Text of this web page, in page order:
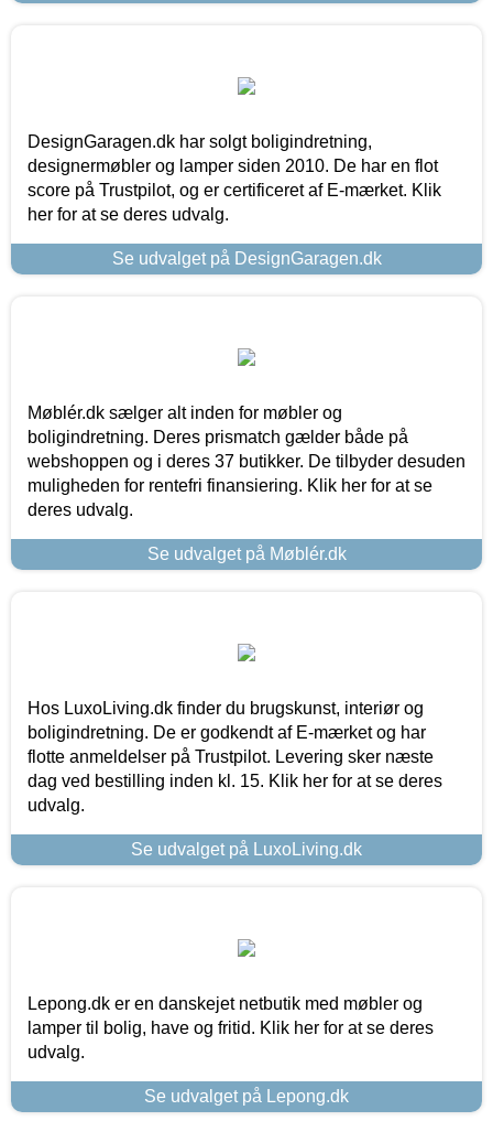
DesignGaragen.dk har solgt boligindretning,
designermøbler og lamper siden 2010. De har en flot
score på Trustpilot, og er certificeret af E-mærket. Klik
her for at se deres udvalg.
Se udvalget på DesignGaragen.dk
Møblér.dk sælger alt inden for møbler og
boligindretning. Deres prismatch gælder både på
webshoppen og i deres 37 butikker. De tilbyder desuden
muligheden for rentefri finansiering. Klik her for at se
deres udvalg.
Se udvalget på Møblér.dk
Hos LuxoLiving.dk finder du brugskunst, interiør og
boligindretning. De er godkendt af E-mærket og har
flotte anmeldelser på Trustpilot. Levering sker næste
dag ved bestilling inden kl. 15. Klik her for at se deres
udvalg.
Se udvalget på LuxoLiving.dk
Lepong.dk er en danskejet netbutik med møbler og
lamper til bolig, have og fritid. Klik her for at se deres
udvalg.
Se udvalget på Lepong.dk